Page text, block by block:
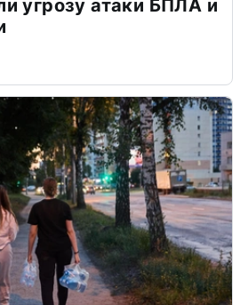
угрозу атаки БПЛА и